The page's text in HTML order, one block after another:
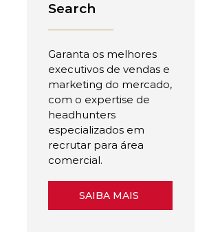
Search
Garanta os melhores
executivos de vendas e
marketing do mercado,
com o expertise de
headhunters
especializados em
recrutar para área
comercial.
SAIBA MAIS